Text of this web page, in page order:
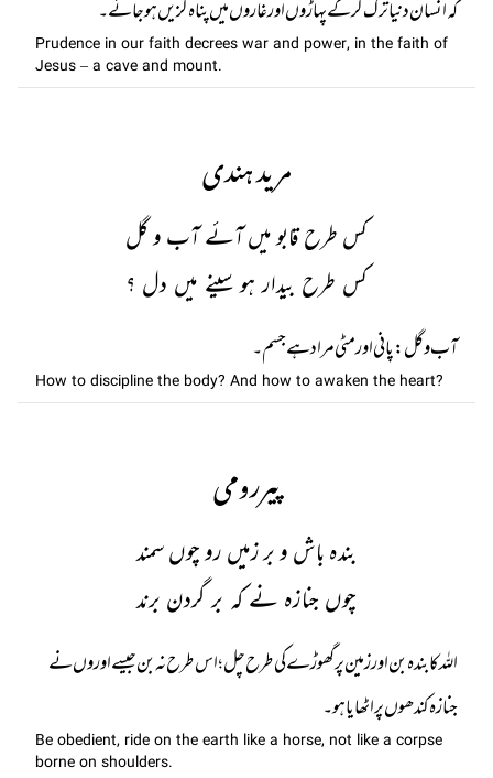
کہ انسان دنیا ترک کر کے پہاڑوں اور غاروں میں پناہ گزیں ہو جائے۔
Prudence in our faith decrees war and power, in the faith of
Jesus – a cave and mount.
مرید ہندی
کس طرح قابو میں آئے آب و گل
کس طرح بیدار ہو سینے میں دل ؟
آب و گل: پانی اور مٹی مراد ہے جسم۔
How to discipline the body? And how to awaken the heart?
پیررومی
بندہ باش و بر زمیں رو چوں سمند
چوں جنازہ نے کہ بر گردن برند
اللہ کا بندہ بن اور زمین پر گھوڑے کی طرح چل ؛ اس طرح نہ بن جیسے اوروں نے
جنازہ کندھوں پر اٹھایا ہو۔
Be obedient, ride on the earth like a horse, not like a corpse
borne on shoulders.